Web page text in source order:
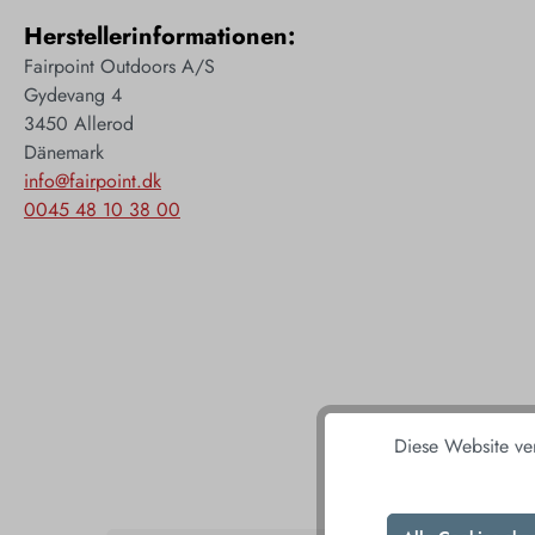
Herstellerinformationen:
Fairpoint Outdoors A/S
Gydevang 4
3450 Allerod
Dänemark
info@fairpoint.dk
0045 48 10 38 00
DAS
Diese Website